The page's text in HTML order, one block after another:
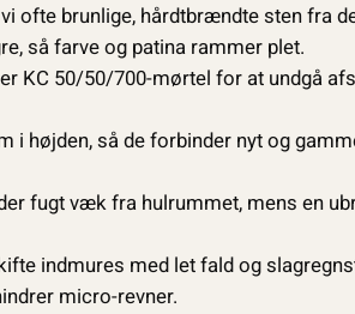
ofte brunlige, hårdtbrændte sten fra
så farve og patina rammer plet.
KC 50/50/700-mørtel for at undgå
i højden, så de forbinder nyt og
fugt væk fra hulrummet, mens en
indmures med let fald og
micro-revner.